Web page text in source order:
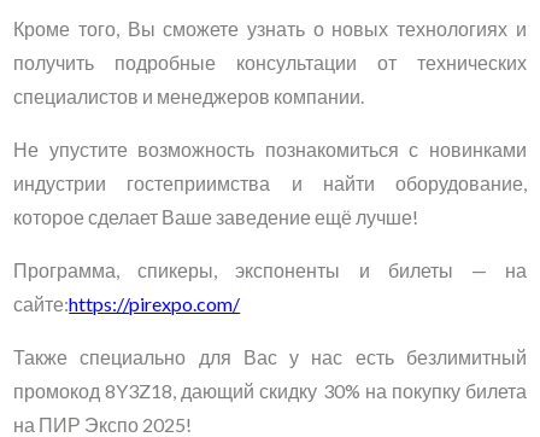
Кроме того, Вы сможете узнать о новых технологиях и
получить подробные консультации от технических
специалистов и менеджеров компании.
Не упустите возможность познакомиться с новинками
индустрии гостеприимства и найти оборудование,
которое сделает Ваше заведение ещё лучше!
Программа, спикеры, экспоненты и билеты — на
сайте:https://pirexpo.com/
Также специально для Вас у нас есть безлимитный
промокод 8Y3Z18, дающий скидку 30% на покупку билета
на ПИР Экспо 2025!